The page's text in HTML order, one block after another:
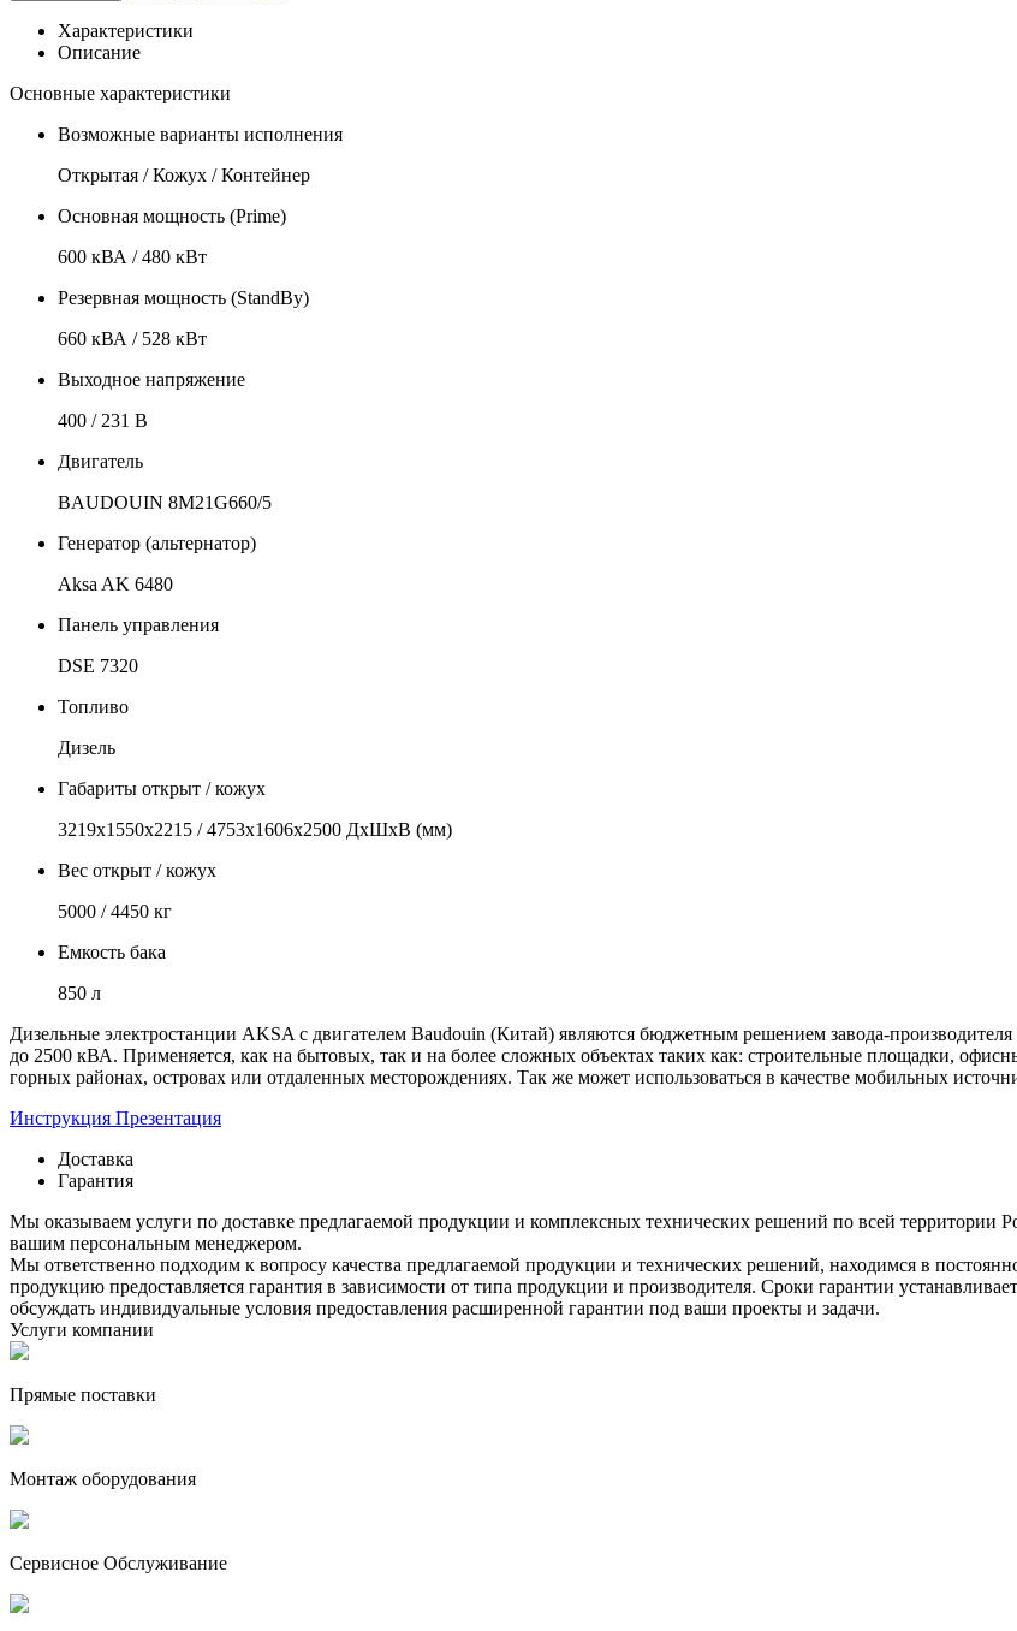
Характеристики
Описание
Основные характеристики
Возможные варианты исполнения
Открытая / Кожух / Контейнер
Основная мощность (Prime)
600 кВА / 480 кВт
Резервная мощность (StandBy)
660 кВА / 528 кВт
Выходное напряжение
400 / 231 В
Двигатель
BAUDOUIN 8M21G660/5
Генератор (альтернатор)
Aksa AK 6480
Панель управления
DSE 7320
Топливо
Дизель
Габариты открыт / кожух
3219х1550х2215 / 4753х1606х2500 ДхШхВ (мм)
Вес открыт / кожух
5000 / 4450 кг
Емкость бака
850 л
Дизельные электростанции AKSA с двигателем Baudouin (Китай) являются бюджетным решением завода-
до 2500 кВА. Применяется, как на бытовых, так и на более сложных объектах таких как: строительные площадки,
горных районах, островах или отдаленных месторождениях. Так же может использоваться в качестве мобильных
Инструкция Презентация
Доставка
Гарантия
Мы оказываем услуги по доставке предлагаемой продукции и комплексных технических решений по всей территории
вашим персональным менеджером.
Мы ответственно подходим к вопросу качества предлагаемой продукции и технических решений, находимся в
продукцию предоставляется гарантия в зависимости от типа продукции и производителя. Сроки гарантии
обсуждать индивидуальные условия предоставления расширенной гарантии под ваши проекты и задачи.
Услуги компании
Прямые поставки
Монтаж оборудования
Сервисное Обслуживание